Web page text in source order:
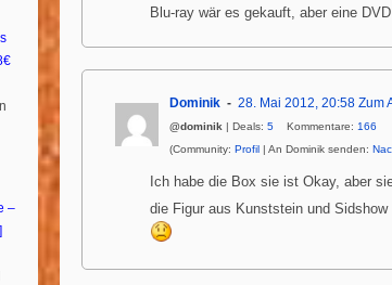
Blu-ray wär es gekauft, aber eine
Dominik 28. Mai 2012, 20:58 Zum
@dominik | Deals: 5 Kommentare: 166
(Community: Profil | An Dominik senden:
Ich habe die Box sie ist Okay, aber
die Figur aus Kunststein und
–